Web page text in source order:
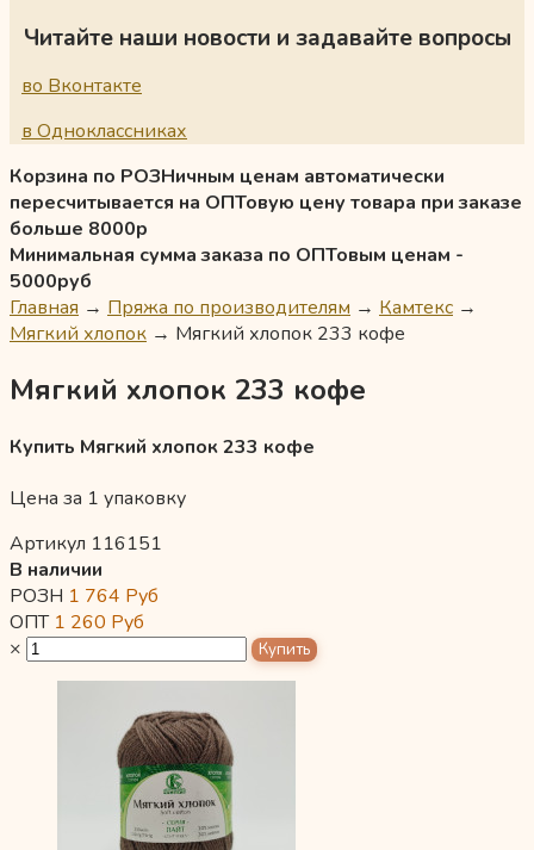
Читайте наши новости и задавайте вопросы
во Вконтакте
в Одноклассниках
Корзина по РОЗНичным ценам автоматически
пересчитывается на ОПТовую цену товара при заказе
больше 8000р
Минимальная сумма заказа по ОПТовым ценам -
5000руб
Главная → Пряжа по производителям → Камтекс →
Мягкий хлопок → Мягкий хлопок 233 кофе
Мягкий хлопок 233 кофе
Купить Мягкий хлопок 233 кофе
Цена за 1 упаковку
Артикул 116151
В наличии
РОЗН 1 764 Руб
ОПТ 1 260 Руб
×